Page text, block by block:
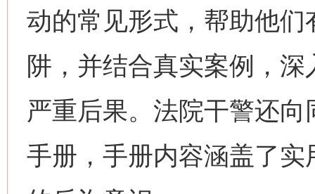
动的常见形式，帮助他
阱，并结合真实案例，
严重后果。法院干警还
手册，手册内容涵盖了